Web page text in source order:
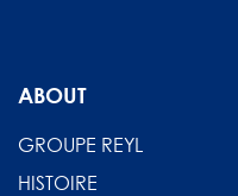
ABOUT
GROUPE REYL
HISTOIRE